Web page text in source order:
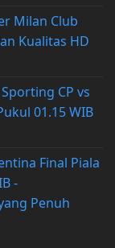
Milan Club
Kualitas HD
CP vs
01.15 WIB
Final Piala
-
Penuh